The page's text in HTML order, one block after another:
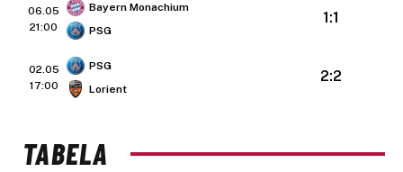
06.05
21:00
Bayern Monachium
PSG
1:1
02.05
17:00
PSG
Lorient
2:2
TABELA